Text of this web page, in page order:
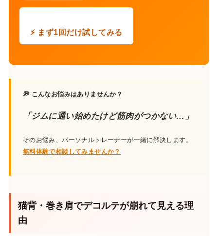
⚡ まず1回だけ試してみる
💭 こんなお悩みはありませんか？
「ジムに通い始めたけど筋肉がつかない…」
そのお悩み、パーソナルトレーナーが一緒に解決します。
無料体験で相談してみませんか？
猫背・巻き肩でデコルテが崩れて見える理
由